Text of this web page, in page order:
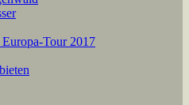
Tour 2017